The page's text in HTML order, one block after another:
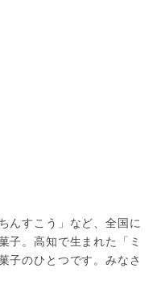
んすこう」など、全国に
子。高知で生まれた「ミ
子のひとつです。みなさ